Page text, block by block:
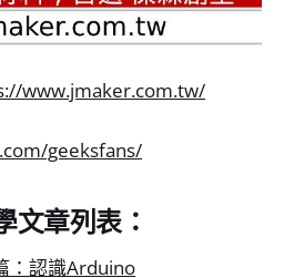
www.jmaker.com.tw/
geeksfans/
章列表：
：認識Arduino